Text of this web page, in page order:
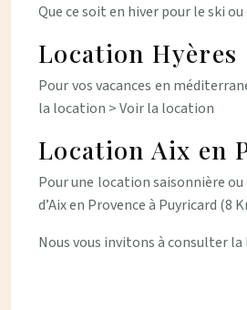
Que ce soit en hiver pour le ski
Location Hyères
Pour vos vacances en
la location > Voir la location
Location Aix en
Pour une location saisonnière
d’Aix en Provence à Puyricard (8
Nous vous invitons à consulter